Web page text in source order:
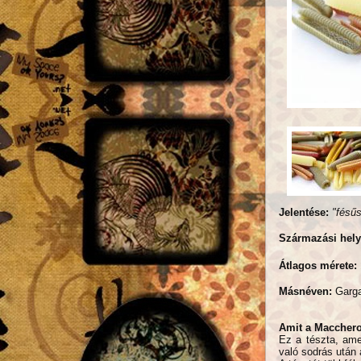
Jelentése:
Származási
Átlagos mérete:
Másnéven:
Amit a
Ez a tészta,
való sodrás után